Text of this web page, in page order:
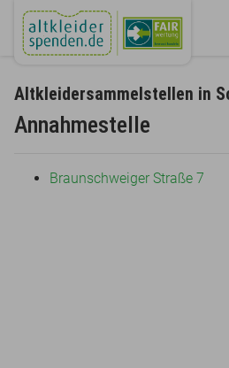
Altkleidersammelstellen in
Annahmestelle
Braunschweiger Straße 7